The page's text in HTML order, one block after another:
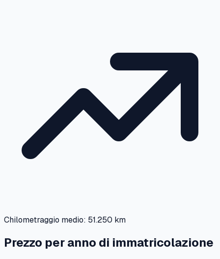
Chilometraggio medio: 51.250 km
Prezzo per anno di immatricolazione